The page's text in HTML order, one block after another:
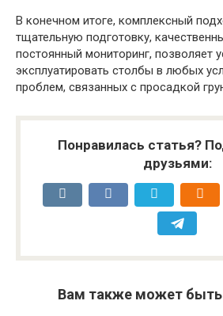
В конечном итоге, комплексный
тщательную подготовку,
постоянный мониторинг, позволяет
эксплуатировать столбы в любых
проблем, связанных с просадкой
Понравилась статья?
друзьями:
Вам также может быть